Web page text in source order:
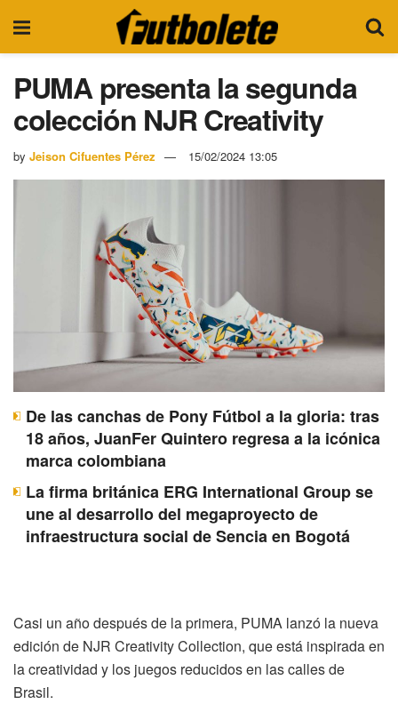
PUMA presenta la segunda
colección NJR Creativity
by Jeison Cifuentes Pérez 15/02/2024 13:05
De las canchas de Pony Fútbol a la gloria: tras
18 años, JuanFer Quintero regresa a la icónica
marca colombiana
La firma británica ERG International Group se
une al desarrollo del megaproyecto de
infraestructura social de Sencia en Bogotá
Casi un año después de la primera, PUMA lanzó la nueva
edición de NJR Creativity Collection, que está inspirada en
la creatividad y los juegos reducidos en las calles de
Brasil.